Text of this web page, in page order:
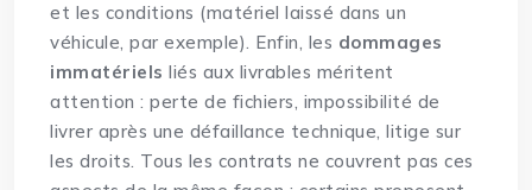
et les conditions (matériel laissé dans un
véhicule, par exemple). Enfin, les dommages
immatériels liés aux livrables méritent
attention : perte de fichiers, impossibilité de
livrer après une défaillance technique, litige sur
les droits. Tous les contrats ne couvrent pas ces